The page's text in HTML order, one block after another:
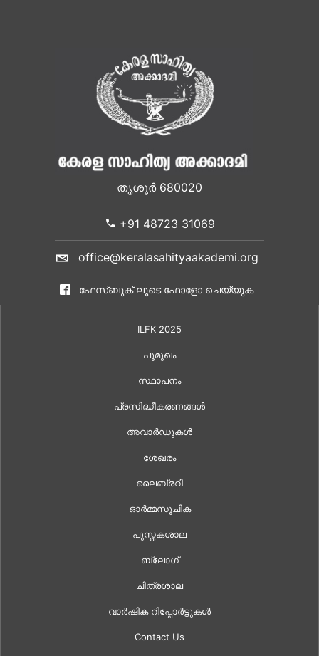
തൃശൂർ 680020
+91 48723 31069
office@keralasahityaakademi.org
ഫേസ്ബുക് ലൂടെ ഫോളോ ചെയ്യുക
ILFK 2025
പൂമുഖം
സ്ഥാപനം
പ്രസിദ്ധീകരണങ്ങൾ
അവാർഡുകൾ
ശേഖരം
ലൈബ്രറി
ഓർമ്മസൂചിക
പുസ്തകശാല
ബ്ലോഗ്
ചിത്രശാല
വാർഷിക റിപ്പോർട്ടുകൾ
Contact Us